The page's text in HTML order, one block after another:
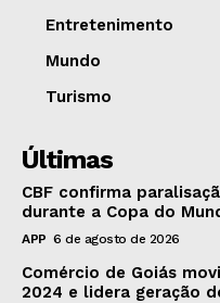
Entretenimento
Mundo
Turismo
Últimas
CBF confirma
durante a Copa do
APP 6 de agosto de 2026
Comércio de Goiás
2024 e lidera geração